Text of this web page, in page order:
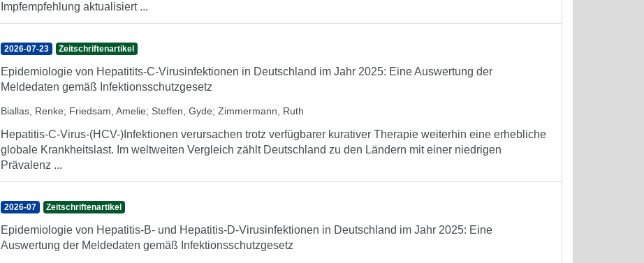
Impfempfehlung aktualisiert ...
2026-07-23 Zeitschriftenartikel
Epidemiologie von Hepatitits-C-Virusinfektionen in Deutschland im Jahr 2025: Eine Auswertung der
Meldedaten gemäß Infektionsschutzgesetz
Biallas, Renke; Friedsam, Amelie; Steffen, Gyde; Zimmermann, Ruth
Hepatitis-C-Virus-(HCV-)Infektionen verursachen trotz verfügbarer kurativer Therapie weiterhin eine erhebliche
globale Krankheitslast. Im weltweiten Vergleich zählt Deutschland zu den Ländern mit einer niedrigen
Prävalenz ...
2026-07 Zeitschriftenartikel
Epidemiologie von Hepatitis-B- und Hepatitis-D-Virusinfektionen in Deutschland im Jahr 2025: Eine
Auswertung der Meldedaten gemäß Infektionsschutzgesetz